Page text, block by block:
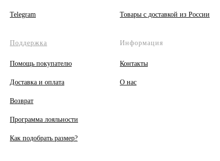
Telegram Товары с доставкой из России
Поддержка
Помощь покупателю
Доставка и оплата
Возврат
Программа лояльности
Как подобрать размер?
Информация
Контакты
О нас